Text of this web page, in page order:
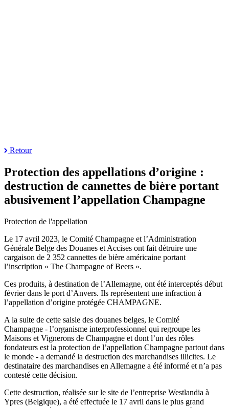
Retour
Protection des appellations d’origine :
destruction de cannettes de bière portant
abusivement l’appellation Champagne
Protection de l'appellation
Le 17 avril 2023, le Comité Champagne et l’Administration
Générale Belge des Douanes et Accises ont fait détruire une
cargaison de 2 352 cannettes de bière américaine portant
l’inscription « The Champagne of Beers ».
Ces produits, à destination de l’Allemagne, ont été interceptés début
février dans le port d’Anvers. Ils représentent une infraction à
l’appellation d’origine protégée CHAMPAGNE.
A la suite de cette saisie des douanes belges, le Comité
Champagne - l’organisme interprofessionnel qui regroupe les
Maisons et Vignerons de Champagne et dont l’un des rôles
fondateurs est la protection de l’appellation Champagne partout dans
le monde - a demandé la destruction des marchandises illicites. Le
destinataire des marchandises en Allemagne a été informé et n’a pas
contesté cette décision.
Cette destruction, réalisée sur le site de l’entreprise Westlandia à
Ypres (Belgique), a été effectuée le 17 avril dans le plus grand